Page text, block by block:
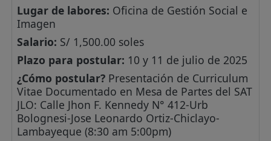
Lugar de labores: Oficina de Gestión Social e
Imagen
Salario: S/ 1,500.00 soles
Plazo para postular: 10 y 11 de julio de 2025
¿Cómo postular? Presentación de Curriculum
Vitae Documentado en Mesa de Partes del SAT
JLO: Calle Jhon F. Kennedy N° 412-Urb
Bolognesi-Jose Leonardo Ortiz-Chiclayo-
Lambayeque (8:30 am 5:00pm)